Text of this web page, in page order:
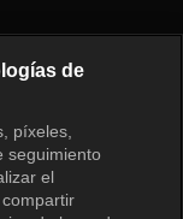
de
píxeles,
seguimiento
el